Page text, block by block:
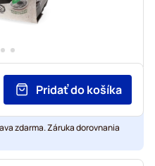
Pridať do košíka
zdarma. Záruka dorovnania